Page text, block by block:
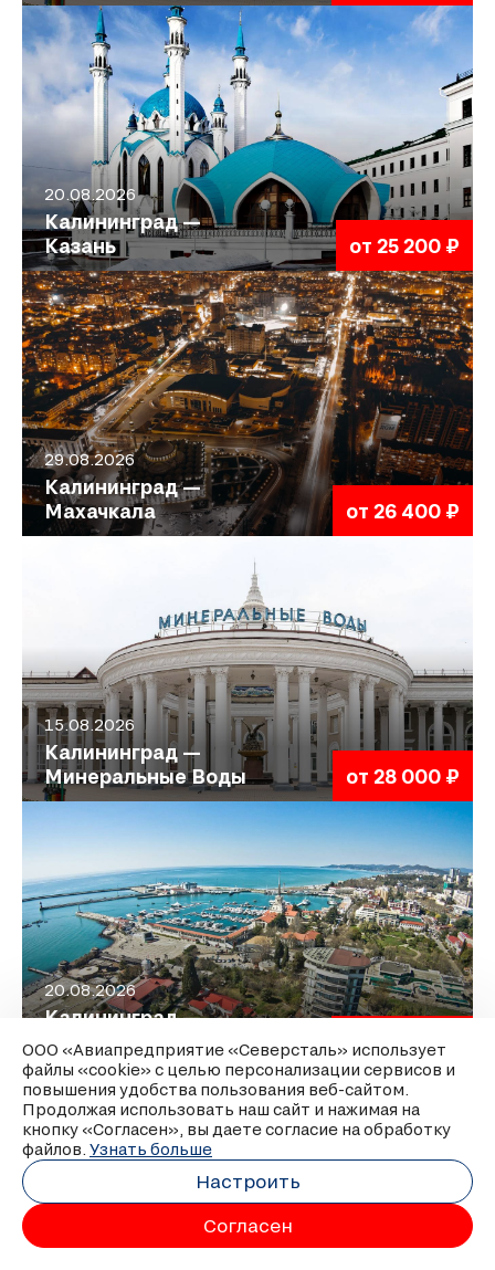
20.08.2026
Калининград —
Казань
от 25 200 ₽
29.08.2026
Калининград —
Махачкала
от 26 400 ₽
15.08.2026
Калининград —
Минеральные Воды
от 28 000 ₽
20.08.2026
Калининград —
Сочи
от 42 000 ₽
ООО «Авиапредприятие «Северсталь» использует
файлы «cookie» с целью персонализации сервисов и
повышения удобства пользования веб-сайтом.
Продолжая использовать наш сайт и нажимая на
кнопку «Согласен», вы даете согласие на обработку
файлов. Узнать больше
Настроить
Согласен